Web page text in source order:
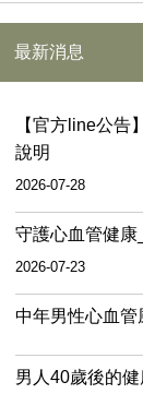
最新消息
【官方line公告
說明
2026-07-28
守護心血管健
2026-07-23
中年男性心血管
男人40歲後的